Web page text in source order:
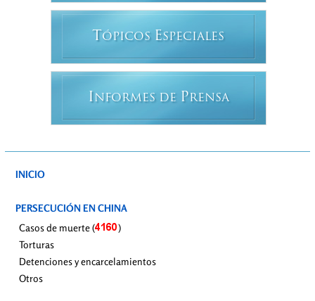
T ÓPICOS ESPECIALES
INFORMES DE PRENSA
INICIO
PERSECUCIÓN EN CHINA
Casos de muerte (
)
Torturas
Detenciones y encarcelamientos
Otros